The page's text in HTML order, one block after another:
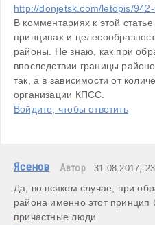
http://donjetsk.com/letopis/
В комментариях к этой
принципах и
районы. Не знаю, как при
впоследствии границы
так, а в зависимости от
организации КПСС.
Войдите, чтобы ответить
Ясенов Автор 31.08.2017,
Да, во всяком случае, при
района именно этот принцип
причастные люди